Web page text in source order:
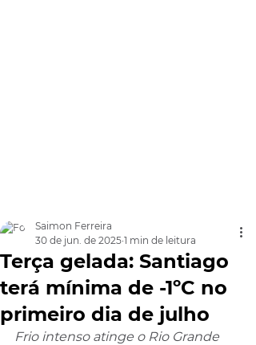
Terça gelada: Santiago
terá mínima de -1ºC no
primeiro dia de julho
Saimon Ferreira
30 de jun. de 2025 1 min de leitura
Frio intenso atinge o Rio Grande